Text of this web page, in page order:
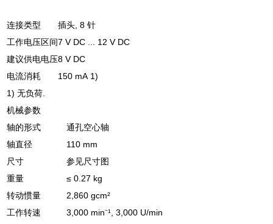
连接类型
插头, 8 针
工作电压区间7 V DC ... 12 V DC
建议供电电压8 V DC
电流消耗
150 mA 1)
1) 无负荷.
机械参数
轴的形式
通孔空心轴
轴直径
110 mm
尺寸
参见尺寸图
重量
≤ 0.27 kg
转动惯量
2,860 gcm²
工作转速
3,000 min⁻¹, 3,000 U/min